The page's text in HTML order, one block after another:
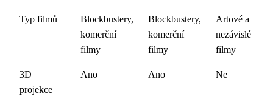
Typ filmů
Blockbustery,
komerční
filmy
Blockbustery,
komerční
filmy
Artové a
nezávislé
filmy
3D
projekce
Ano Ano Ne